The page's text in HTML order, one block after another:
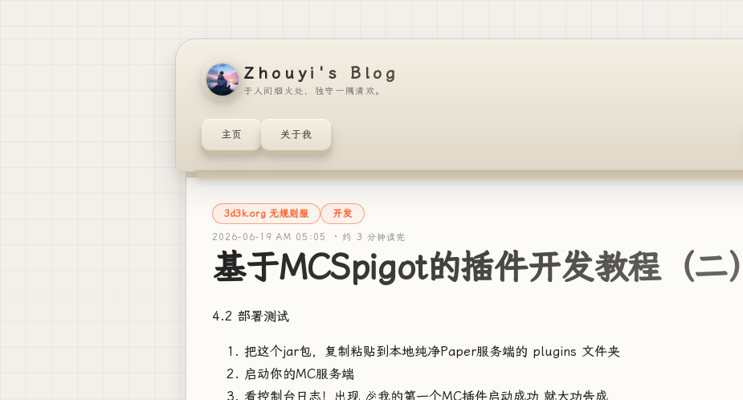
Zhouyi's Blog
于人间烟火处，独守一隅清欢。
主页 关于我
3d3k.org 无规则服 开发
2026-06-19 AM 05:05 · 约 3 分钟读完
基于MCSpigot的插件开发教程（二）
4.2 部署测试
把这个jar包，复制粘贴到本地纯净Paper服务端的 plugins 文件夹
启动你的MC服务端
看控制台日志！出现 🎉我的第一个MC插件启动成功 就大功告成